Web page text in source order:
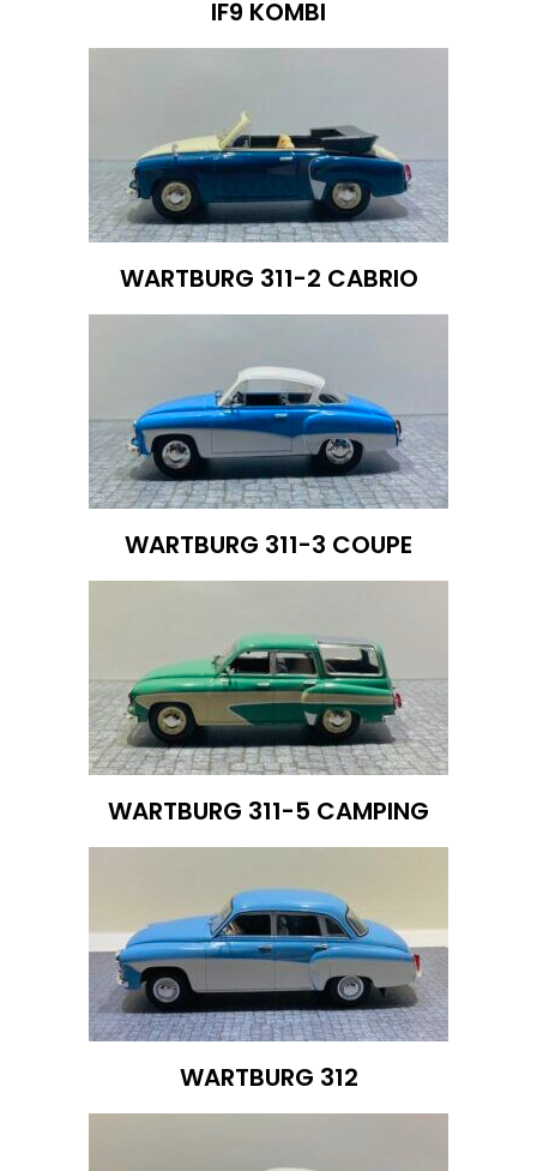
IF9 KOMBI
WARTBURG 311-2 CABRIO
WARTBURG 311-3 COUPE
WARTBURG 311-5 CAMPING
WARTBURG 312